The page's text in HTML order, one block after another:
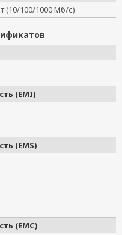
(10/100/1000 Мб/с)
(EMI)
(EMS)
(EMC)